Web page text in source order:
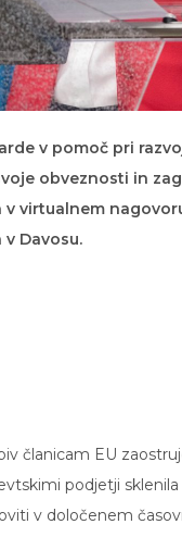
v pomoč pri
obveznosti in
v virtualnem
Davosu.
članicam EU
podjetji
v določenem